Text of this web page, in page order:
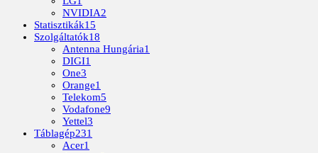
NVIDIA2
Statisztikák15
Szolgáltatók18
Antenna Hungária1
DIGI1
One3
Orange1
Telekom5
Vodafone9
Yettel3
Táblagép231
Acer1